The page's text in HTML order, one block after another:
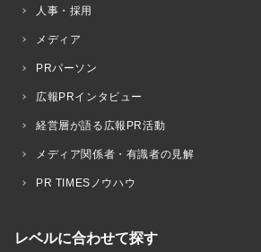
人事・採用
メディア
PRパーソン
広報PRインタビュー
経営層が語る広報PR活動
メディア関係者・有識者の見解
PR TIMESノウハウ
レベルに合わせて探す